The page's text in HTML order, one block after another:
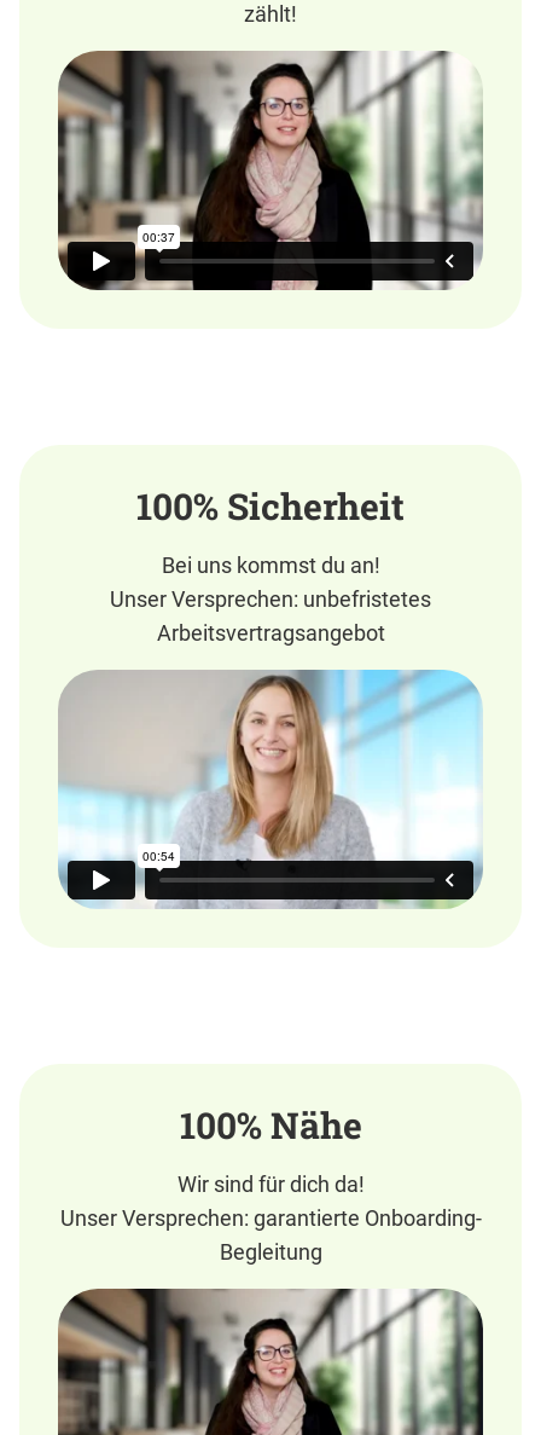
zählt!
100% Sicherheit
Bei uns kommst du an!
Unser Versprechen: unbefristetes
Arbeitsvertragsangebot
100% Nähe
Wir sind für dich da!
Unser Versprechen: garantierte Onboarding-
Begleitung